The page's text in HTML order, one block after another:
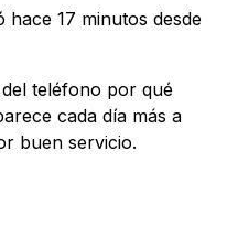
hace 17 minutos desde
teléfono por qué
cada día más a
buen servicio.